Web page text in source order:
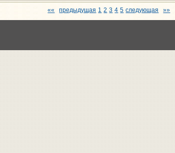
«« предыдущая 1 2 3 4 5 следующая »»